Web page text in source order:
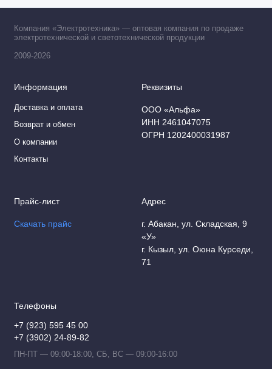
Компания «Электротехника» — оптовая компания по продаже
электротехнической и светотехнической продукции
2009-2026
Информация
Доставка и оплата
Возврат и обмен
О компании
Контакты
Реквизиты
ООО «Альфа»
ИНН 2461047075
ОГРН 1202400031987
Прайс-лист
Скачать прайс
Адрес
г. Абакан, ул. Складская, 9
«У»
г. Кызыл, ул. Оюна Курседи,
71
Телефоны
+7 (923) 595 45 00
+7 (3902) 24-89-82
ПН-ПТ — 09:00-18:00, СБ, ВС — 09:00-16:00